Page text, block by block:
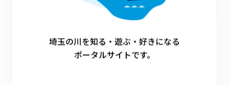
埼玉の川を知る・遊ぶ・好きになる
ポータルサイトです。